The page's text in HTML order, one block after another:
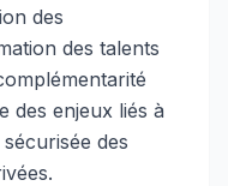
des
des talents
des enjeux liés à
des